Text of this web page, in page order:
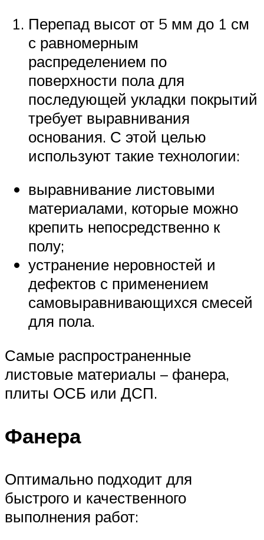
Перепад высот от 5 мм до 1 см
с равномерным
распределением по
поверхности пола для
последующей укладки покрытий
требует выравнивания
основания. С этой целью
используют такие технологии:
выравнивание листовыми
материалами, которые можно
крепить непосредственно к
полу;
устранение неровностей и
дефектов с применением
самовыравнивающихся смесей
для пола.
Самые распространенные
листовые материалы – фанера,
плиты ОСБ или ДСП.
Фанера
Оптимально подходит для
быстрого и качественного
выполнения работ: